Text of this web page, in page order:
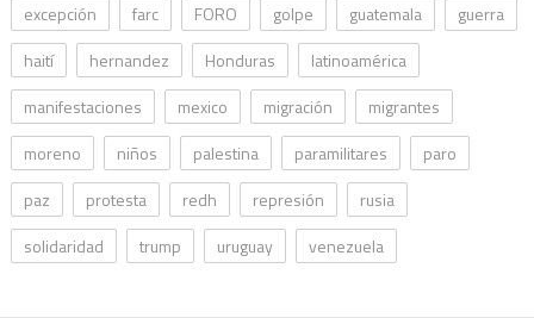
excepción
farc FORO golpe guatemala
guerra
haití
hernandez Honduras
latinoamérica
manifestaciones
mexico migración
migrantes
moreno
niños palestina paramilitares
paro
paz
protesta redh represión
rusia
solidaridad
trump uruguay venezuela